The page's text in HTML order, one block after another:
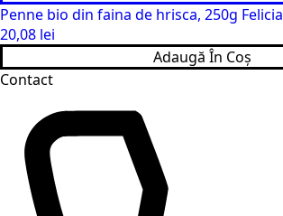
Penne bio din faina de hrisca, 250g Felicia
20,08 lei
Adaugă În Coș
Contact